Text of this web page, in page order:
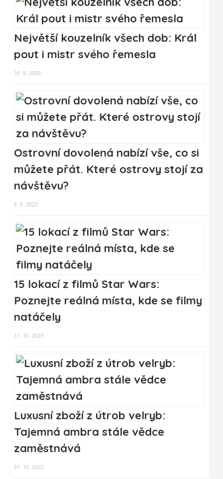
Největší kouzelník všech dob: Král
pout i mistr svého řemesla
18. 9. 2020
Ostrovní dovolená nabízí vše, co si
můžete přát. Které ostrovy stojí za
návštěvu?
8. 9. 2023
15 lokací z filmů Star Wars:
Poznejte reálná místa, kde se filmy
natáčely
11. 10. 2023
Luxusní zboží z útrob velryb:
Tajemná ambra stále vědce
zaměstnává
31. 10. 2022